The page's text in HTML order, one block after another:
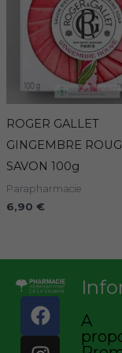
ROGER GALLET
GINGEMBRE
SAVON 100g
Parapharmacie
6,90 €
F
a
c
I
n
s
A